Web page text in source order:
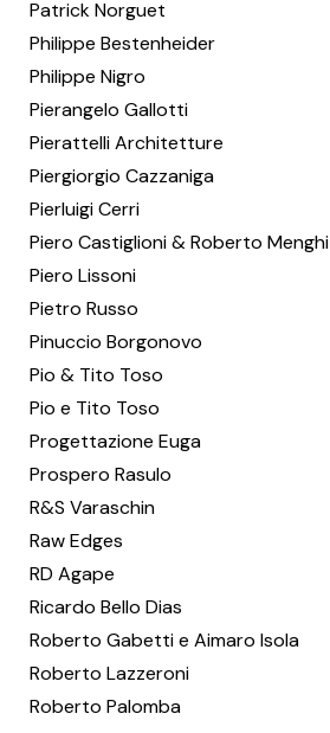
Patrick Norguet
Philippe Bestenheider
Philippe Nigro
Pierangelo Gallotti
Pierattelli Architetture
Piergiorgio Cazzaniga
Pierluigi Cerri
Piero Castiglioni & Roberto Menghi
Piero Lissoni
Pietro Russo
Pinuccio Borgonovo
Pio & Tito Toso
Pio e Tito Toso
Progettazione Euga
Prospero Rasulo
R&S Varaschin
Raw Edges
RD Agape
Ricardo Bello Dias
Roberto Gabetti e Aimaro Isola
Roberto Lazzeroni
Roberto Palomba